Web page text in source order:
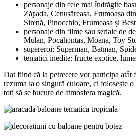
personaje din cele mai îndrăgite
Zăpada, Cenușăreasa, Frumoasa
Sirenă, Pinocchio, Frumoasa și
personaje din filme sau seriale de
Mulan, Pocahontas, Moana, Toy
supereroi: Superman, Batman,
tematici inedite: fructe exotice,
Dat fiind că la petrecere vor participa atât
rezuma la o singură culoare, ci folosește o
toți să se bucure de atmosfera magică.